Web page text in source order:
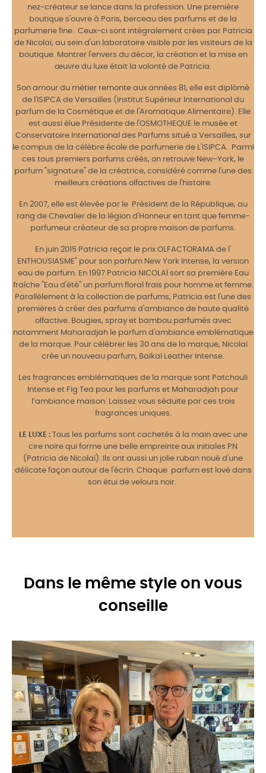
nez-créateur se lance dans la profession. Une première
boutique s'ouvre à Paris, berceau des parfums et de la
parfumerie fine. Ceux-ci sont intégralement crées par Patricia
de Nicolaï, au sein d'un laboratoire visible par les visiteurs de la
boutique. Montrer l'envers du décor, la création et la mise en
œuvre du luxe était la volonté de Patricia.
Son amour du métier remonte aux années 81, elle est diplômé
de l'ISIPCA de Versailles (Institut Supérieur International du
parfum de la Cosmétique et de l'Aromatique Alimentaire). Elle
est aussi élue Présidente de l'OSMOTHEQUE le musée et
Conservatoire International des Parfums situé a Versailles, sur
le campus de la célèbre école de parfumerie de L'ISIPCA. Parmi
ces tous premiers parfums créés, on retrouve New-York, le
parfum "signature" de la créatrice, considéré comme l'une des
meilleurs créations olfactives de l'histoire.
En 2007, elle est élevée par le Président de la République, au
rang de Chevalier de la légion d'Honneur en tant que femme-
parfumeur créateur de sa propre maison de parfums.
En juin 2015 Patricia reçoit le prix OLFACTORAMA de l'
ENTHOUSIASME" pour son parfum New York Intense, la version
eau de parfum. En 1997 Patricia NICOLAÏ sort sa première Eau
fraîche "Eau d'été" un parfum floral frais pour homme et femme.
Parallèlement à la collection de parfums, Patricia est l'une des
premières à créer des parfums d'ambiance de haute qualité
olfactive. Bougies, spray et bambou parfumés avec
notamment Maharadjah le parfum d'ambiance emblématique
de la marque. Pour célébrer les 30 ans de la marque, Nicolaï
crée un nouveau parfum, Baïkal Leather Intense.
Les fragrances emblématiques de la marque sont Patchouli
Intense et Fig Tea pour les parfums et Maharadjah pour
l’ambiance maison. Laissez vous séduite par ces trois
fragrances uniques.
LE LUXE :Tous les parfums sont cachetés à la main avec une
cire noire qui forme une belle empreinte aux initiales PN
(Patricia de Nicolaï). Ils ont aussi un jolie ruban noué d'une
délicate façon autour de l'écrin. Chaque parfum est lové dans
son étui de velours noir.
Dans le même style on vous
conseille